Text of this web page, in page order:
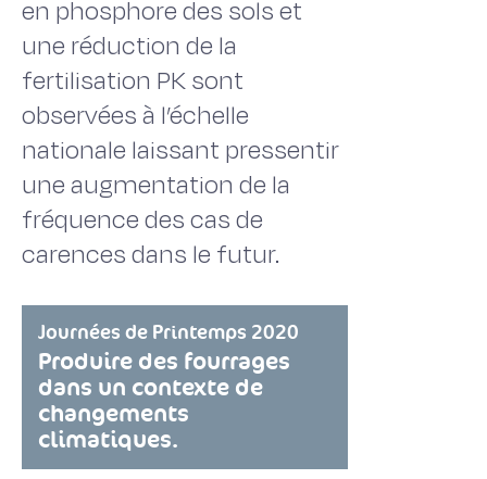
en phosphore des sols et
une réduction de la
fertilisation PK sont
observées à l’échelle
nationale laissant pressentir
une augmentation de la
fréquence des cas de
carences dans le futur.
Journées de Printemps 2020
Produire des fourrages
dans un contexte de
changements
climatiques.